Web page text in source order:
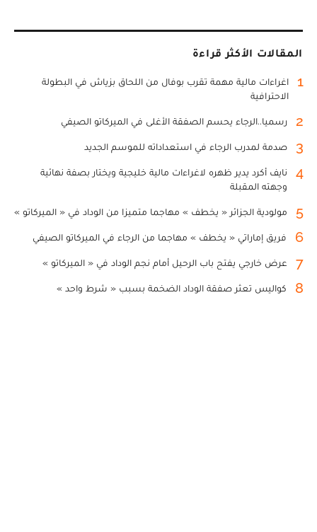
المقالات الأكثر قراءة
1
اغراءات مالية مهمة تقرب بوفال من اللحاق بزياش في البطولة
الاحترافية
2 رسميا..الرجاء يحسم الصفقة الأغلى في الميركاتو الصيفي
3 صدمة لمدرب الرجاء في استعداداته للموسم الجديد
4
نايف أكرد يدير ظهره لاغراءات مالية خليجية ويختار بصفة نهائية
وجهته المقبلة
5 مولودية الجزائر « يخطف » مهاجما متميزا من الوداد في « الميركاتو »
6 فريق إماراتي « يخطف » مهاجما من الرجاء في الميركاتو الصيفي
7 عرض خارجي يفتح باب الرحيل أمام نجم الوداد في « الميركاتو »
8 كواليس تعثر صفقة الوداد الضخمة بسبب « شرط واحد »